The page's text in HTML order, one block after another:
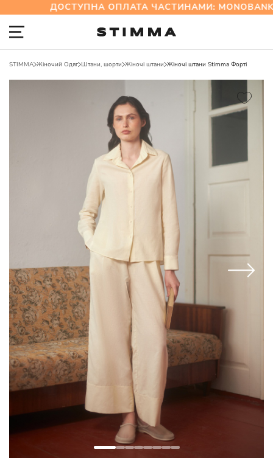
ДОСТУПНА ОПЛАТА ЧАСТИНАМИ:
STIMMA Жіночий Одяг Штани, шорти Жіночі штани Жіночі штани Stimma Форті